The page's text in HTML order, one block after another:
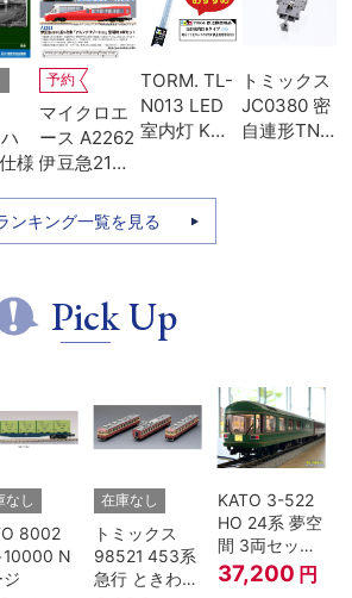
様
予約
マイクロエ
ース A2262
伊豆急2100
ルファ・リ
ゾート21 登
TORM. TL-
N013 LED
室内灯 Kタ
型
トミックス
JC0380 密
自連形TNカ
ンキング一覧を見る
Pick Up
なし
8002
10000 N
在庫なし
トミックス
98521 453系
急行 ときわ
KATO 3-522
HO 24系 夢空
間 3両セット
HOゲージ
37,200 円